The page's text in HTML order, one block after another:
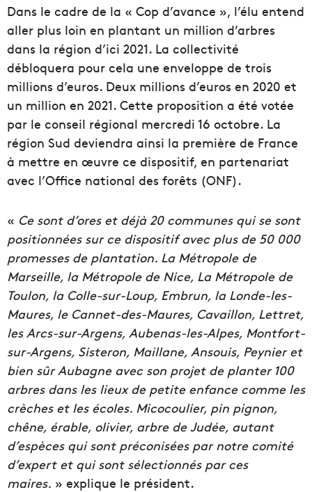
Dans le cadre de la « Cop d’avance », l’élu entend
aller plus loin en plantant un million d’arbres
dans la région d’ici 2021. La collectivité
débloquera pour cela une enveloppe de trois
millions d’euros. Deux millions d’euros en 2020 et
un million en 2021. Cette proposition a été votée
par le conseil régional mercredi 16 octobre. La
région Sud deviendra ainsi la première de France
à mettre en œuvre ce dispositif, en partenariat
avec l’Office national des forêts (ONF).
« Ce sont d’ores et déjà 20 communes qui se sont
positionnées sur ce dispositif avec plus de 50 000
promesses de plantation. La Métropole de
Marseille, la Métropole de Nice, La Métropole de
Toulon, la Colle-sur-Loup, Embrun, la Londe-les-
Maures, le Cannet-des-Maures, Cavaillon, Lettret,
les Arcs-sur-Argens, Aubenas-les-Alpes, Montfort-
sur-Argens, Sisteron, Maillane, Ansouis, Peynier et
bien sûr Aubagne avec son projet de planter 100
arbres dans les lieux de petite enfance comme les
crèches et les écoles. Micocoulier, pin pignon,
chêne, érable, olivier, arbre de Judée, autant
d’espèces qui sont préconisées par notre comité
d’expert et qui sont sélectionnés par ces
maires. » explique le président.